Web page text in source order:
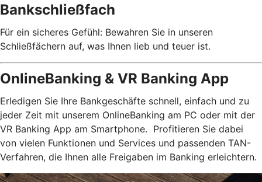
Bankschließfach
Für ein sicheres Gefühl: Bewahren Sie in unseren
Schließfächern auf, was Ihnen lieb und teuer ist.
OnlineBanking & VR Banking App
Erledigen Sie Ihre Bankgeschäfte schnell, einfach und zu
jeder Zeit mit unserem OnlineBanking am PC oder mit der
VR Banking App am Smartphone. Profitieren Sie dabei
von vielen Funktionen und Services und passenden TAN-
Verfahren, die Ihnen alle Freigaben im Banking erleichtern.